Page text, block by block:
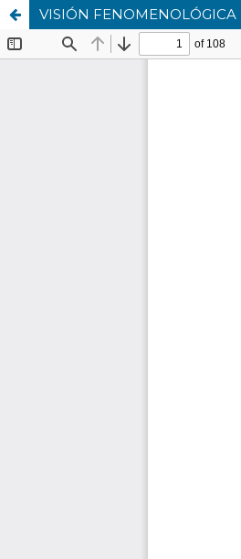
VISIÓN FENOMENOLÓGICA